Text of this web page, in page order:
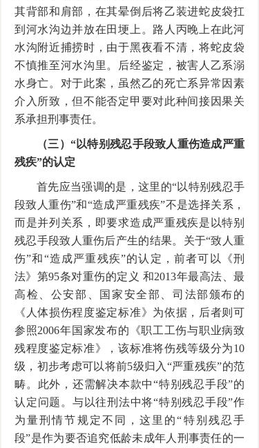
其背部和肩部，在其晕倒后将乙装进蛇皮袋扛
到河水沟边并放在田埂上。路人丙晚上在此河
水沟附近捕捞时，由于黑夜看不清，将蛇皮袋
不慎推至河水沟里。后经鉴定，被害人乙系溺
水身亡。对于此案，虽然乙的死亡系异常因素
介入所致，但不能否定甲要对此种间接因果关
系承担刑事责任。
（三）“以特别残忍手段致人重伤造成严重
残疾”的认定
首先应当强调的是，这里的“以特别残忍手
段致人重伤”和“造成严重残疾”不是选择关系，
而是并列关系，即要求造成严重残疾是以特别
残忍手段致人重伤后产生的结果。关于“致人重
伤”和“造成严重残疾”的认定，前者可以《刑
法》第95条对重伤的定义 和2013年最高法、最
高检、公安部、国家安全部、司法部颁布的
《人体损伤程度鉴定标准》为依据，后者则可
参照2006年国家发布的《职工工伤与职业病致
残程度鉴定标准》，该标准将伤残等级分为10
级，初步考虑可以将前5级归入“严重残疾”的范
畴。此外，还需解决本款中“特别残忍手段”的
认定问题。与以往刑法中将“特别残忍手段”作
为量刑情节规定不同，这里的“特别残忍手
段”是作为要否追究低龄未成年人刑事责任的一